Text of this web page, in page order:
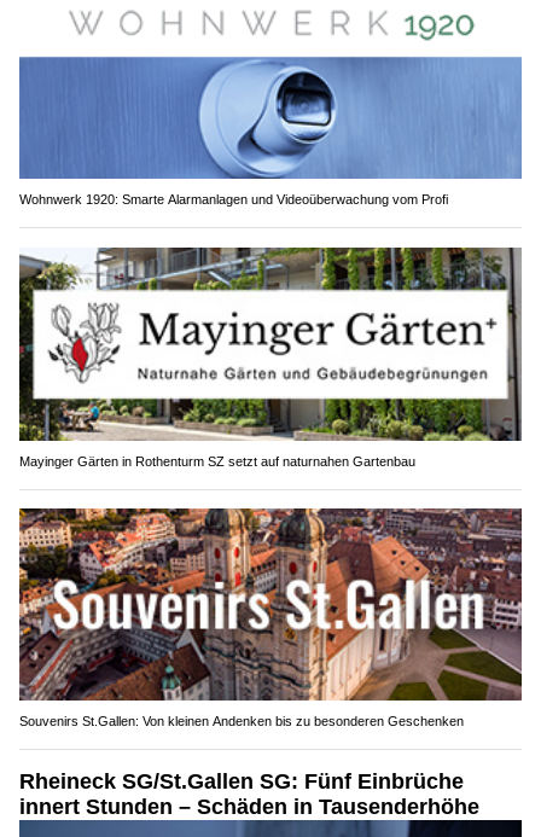
Wohnwerk 1920: Smarte Alarmanlagen und Videoüberwachung vom Profi
Mayinger Gärten in Rothenturm SZ setzt auf naturnahen Gartenbau
Souvenirs St.Gallen: Von kleinen Andenken bis zu besonderen Geschenken
Rheineck SG/St.Gallen SG: Fünf Einbrüche
innert Stunden – Schäden in Tausenderhöhe